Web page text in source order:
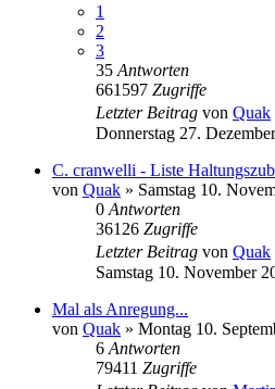
1
2
3
35 Antworten
661597 Zugriffe
Letzter Beitrag von Quak
Donnerstag 27.
C. cranwelli - Liste
von Quak » Samstag 10.
0 Antworten
36126 Zugriffe
Letzter Beitrag von Quak
Samstag 10. November
Mal als Anregung...
von Quak » Montag 10.
6 Antworten
79411 Zugriffe